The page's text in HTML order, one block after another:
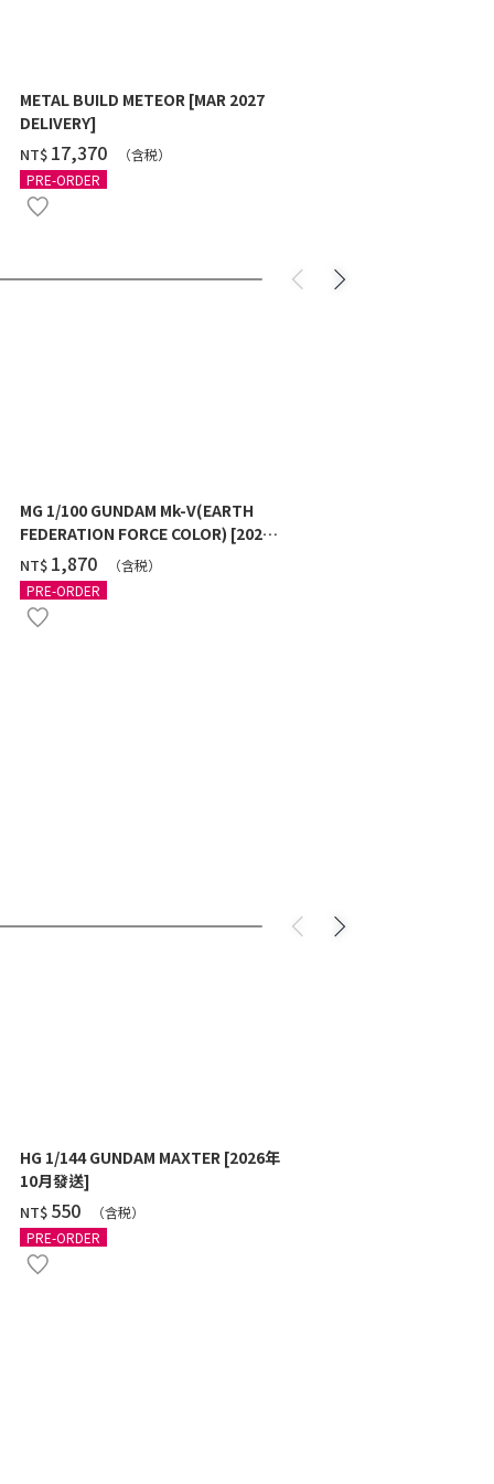
METAL BUILD METEOR [MAR 2027
DELIVERY]
NT$ ‌17,370
（含税）
PRE-ORDER
MG 1/100 GUNDAM Mk-V(EARTH
FEDERATION FORCE COLOR) [2026
年11月發送]
NT$ ‌1,870
（含税）
PRE-ORDER
HG 1/144 GUNDAM MAXTER [2026年
10月發送]
NT$ ‌550
（含税）
PRE-ORDER